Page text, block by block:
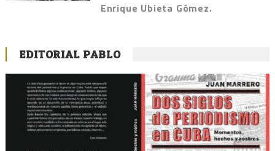
Enrique Ubieta Gómez.
EDITORIAL PABLO